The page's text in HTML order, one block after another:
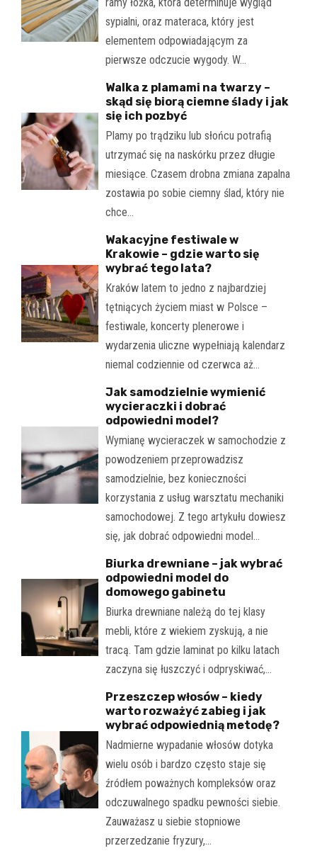
sypialni, oraz materaca, który jest
elementem odpowiadającym za
pierwsze odczucie wygody. W…
Walka z plamami na twarzy –
skąd się biorą ciemne ślady i jak
się ich pozbyć
Plamy po trądziku lub słońcu potrafią
utrzymać się na naskórku przez długie
miesiące. Czasem drobna zmiana zapalna
zostawia po sobie ciemny ślad, który nie
chce…
Wakacyjne festiwale w
Krakowie – gdzie warto się
wybrać tego lata?
Kraków latem to jedno z najbardziej
tętniących życiem miast w Polsce –
festiwale, koncerty plenerowe i
wydarzenia uliczne wypełniają kalendarz
niemal codziennie od czerwca aż…
Jak samodzielnie wymienić
wycieraczki i dobrać
odpowiedni model?
Wymianę wycieraczek w samochodzie z
powodzeniem przeprowadzisz
samodzielnie, bez konieczności
korzystania z usług warsztatu mechaniki
samochodowej. Z tego artykułu dowiesz
się, jak dobrać odpowiedni model…
Biurka drewniane – jak wybrać
odpowiedni model do
domowego gabinetu
Biurka drewniane należą do tej klasy
mebli, które z wiekiem zyskują, a nie
tracą. Tam gdzie laminat po kilku latach
zaczyna się łuszczyć i odpryskiwać,…
Przeszczep włosów – kiedy
warto rozważyć zabieg i jak
wybrać odpowiednią metodę?
Nadmierne wypadanie włosów dotyka
wielu osób i bardzo często staje się
źródłem poważnych kompleksów oraz
odczuwalnego spadku pewności siebie.
Zauważasz u siebie stopniowe
przerzedzanie fryzury,…